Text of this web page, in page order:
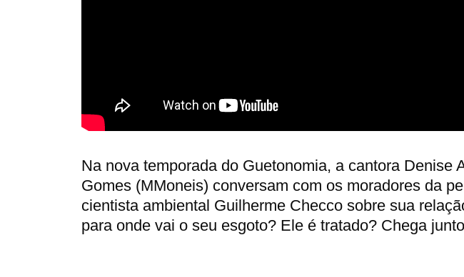
Na nova temporada do Guetonomia, a cantora Denise
Gomes (MMoneis) conversam com os moradores da
cientista ambiental Guilherme Checco sobre sua
para onde vai o seu esgoto? Ele é tratado? Chega